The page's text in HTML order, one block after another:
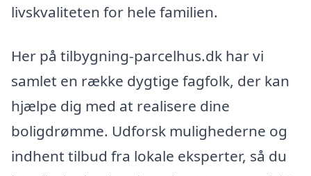
livskvaliteten for hele familien.
Her på tilbygning-parcelhus.dk har vi
samlet en række dygtige fagfolk, der kan
hjælpe dig med at realisere dine
boligdrømme. Udforsk mulighederne og
indhent tilbud fra lokale eksperter, så du